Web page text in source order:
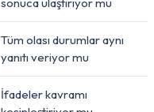
Tüm olası durumlar aynı
yanıtı veriyor mu
İfadeler kavramı